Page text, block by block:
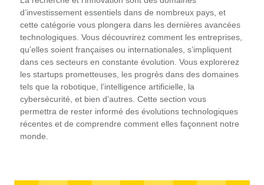
d’investissement essentiels dans de nombreux pays, et
cette catégorie vous plongera dans les dernières avancées
technologiques. Vous découvrirez comment les entreprises,
qu’elles soient françaises ou internationales, s’impliquent
dans ces secteurs en constante évolution. Vous explorerez
les startups prometteuses, les progrès dans des domaines
tels que la robotique, l’intelligence artificielle, la
cybersécurité, et bien d’autres. Cette section vous
permettra de rester informé des évolutions technologiques
récentes et de comprendre comment elles façonnent notre
monde.